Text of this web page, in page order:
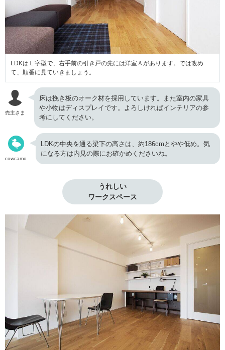
LDKはＬ字型で、右手前の引き戸の先には洋室Ａがあります。では改め
て、順番に見ていきましょう。
売主さま
床は挽き板のオーク材を採用しています。また室内の家具
や小物はディスプレイです。よろしければインテリアの参
考にしてください。
cowcamo
LDKの中央を通る梁下の高さは、約186cmとやや低め。気
になる方は内見の際にお確かめくださいね。
うれしい
ワークスペース